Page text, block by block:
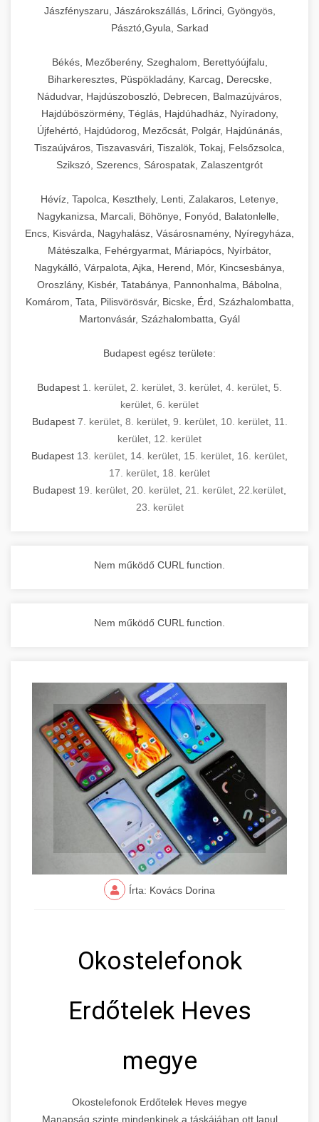
chef-iparikonyhagepek.hu
kereskedelmi konyhai megoldások
Jászfényszaru, Jászárokszállás, Lőrinci, Gyöngyös,
Pásztó,Gyula, Sarkad
Békés, Mezőberény, Szeghalom, Berettyóújfalu,
Biharkeresztes, Püspökladány, Karcag, Derecske,
Nádudvar, Hajdúszoboszló, Debrecen, Balmazújváros,
Hajdúböszörmény, Téglás, Hajdúhadház, Nyíradony,
Újfehértó, Hajdúdorog, Mezőcsát, Polgár, Hajdúnánás,
Tiszaújváros, Tiszavasvári, Tiszalök, Tokaj, Felsőzsolca,
Szikszó, Szerencs, Sárospatak, Zalaszentgrót
Hévíz, Tapolca, Keszthely, Lenti, Zalakaros, Letenye,
Nagykanizsa, Marcali, Böhönye, Fonyód, Balatonlelle,
Encs, Kisvárda, Nagyhalász, Vásárosnamény, Nyíregyháza,
Mátészalka, Fehérgyarmat, Máriapócs, Nyírbátor,
Nagykálló, Várpalota, Ajka, Herend, Mór, Kincsesbánya,
Oroszlány, Kisbér, Tatabánya, Pannonhalma, Bábolna,
Komárom, Tata, Pilisvörösvár, Bicske, Érd, Százhalombatta,
Martonvásár, Százhalombatta, Gyál
Budapest egész területe:
Budapest 1. kerület 2. kerület 3. kerület 4. kerület 5.
kerület 6. kerület
Budapest 7. kerület, 8. kerület, 9. kerület, 10. kerület, 11.
kerület 12. kerület
Budapest 13. kerület 14. kerület 15. kerület 16. kerület
17. kerület 18. kerület
Budapest 19. kerület 20. kerület 21. kerület 22.kerület
23. kerület
Nem működő CURL function.
Nem működő CURL function.
Írta: Kovács Dorina
Okostelefonok
Erdőtelek Heves
megye
Okostelefonok Erdőtelek Heves megye
Manapság szinte mindenkinek a táskájában ott lapul